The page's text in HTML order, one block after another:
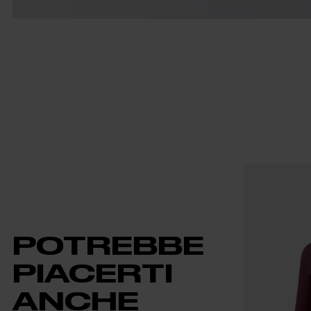
POTREBBE
PIACERTI
ANCHE